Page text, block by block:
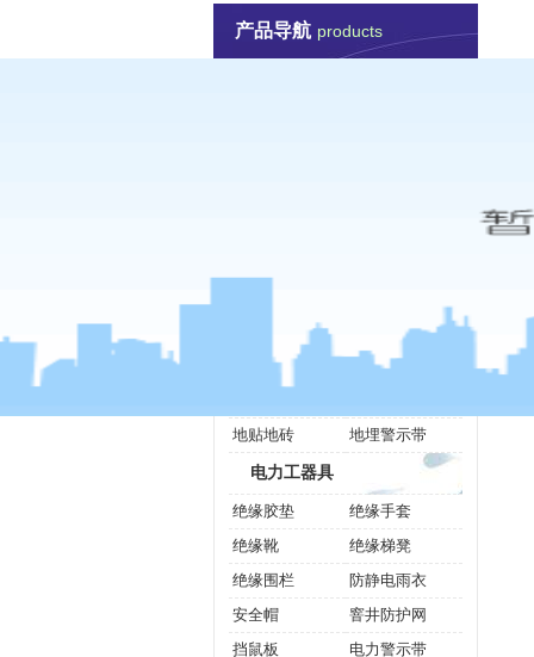
产品导航 products
管道标识产品
地贴地砖
地埋警示带
电力工器具
绝缘胶垫
绝缘手套
绝缘靴
绝缘梯凳
绝缘围栏
防静电雨衣
安全帽
窨井防护网
挡鼠板
电力警示带